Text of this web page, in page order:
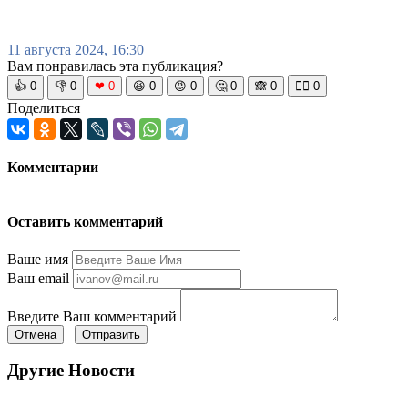
11 августа 2024, 16:30
Вам понравилась эта публикация?
👍 0 👎 0 ❤ 0 😆 0 😡 0 🤔 0 🙈 0 🧘‍♀️ 0
Поделиться
Комментарии
Оставить комментарий
Ваше имя
Ваш email
Введите Ваш комментарий
Отмена Отправить
Другие Новости